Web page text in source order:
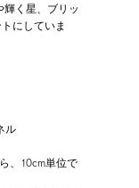
く星、ブリッ
にしていま
ル
、10cm単位で